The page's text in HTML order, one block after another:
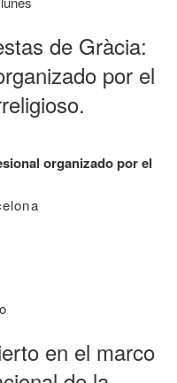
de Gràcia:
por el
organizado por el
en el marco